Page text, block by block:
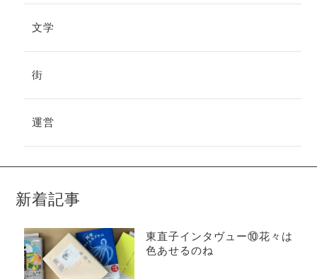
文学
街
運営
新着記事
東直子インタヴュー⑩花々は
色あせるのね